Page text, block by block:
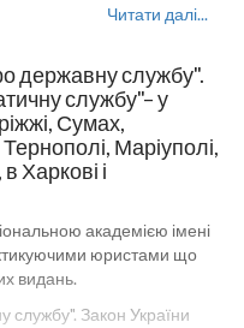
ціни на товари
навчальної
службу". Закон України
може бути корисним
колу осіб, які
процесом, державним
з правової дисципліни
юридичних напрямків,
України і
Читати далі...
державну службу".
службу"– у
Сумах,
Маріуполі,
Харкові і
академією імені
юристами що
видань.
службу". Закон України